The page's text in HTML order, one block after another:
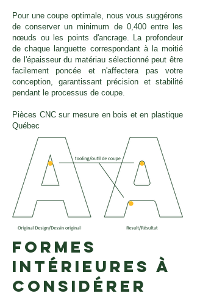
Pour une coupe optimale, nous vous suggérons
de conserver un minimum de 0,400 entre les
nœuds ou les points d'ancrage. La profondeur
de chaque languette correspondant à la moitié
de l'épaisseur du matériau sélectionné peut être
facilement poncée et n'affectera pas votre
conception, garantissant précision et stabilité
pendant le processus de coupe.
Pièces CNC sur mesure en bois et en plastique
Québec
Formes
intérieures à
considérer